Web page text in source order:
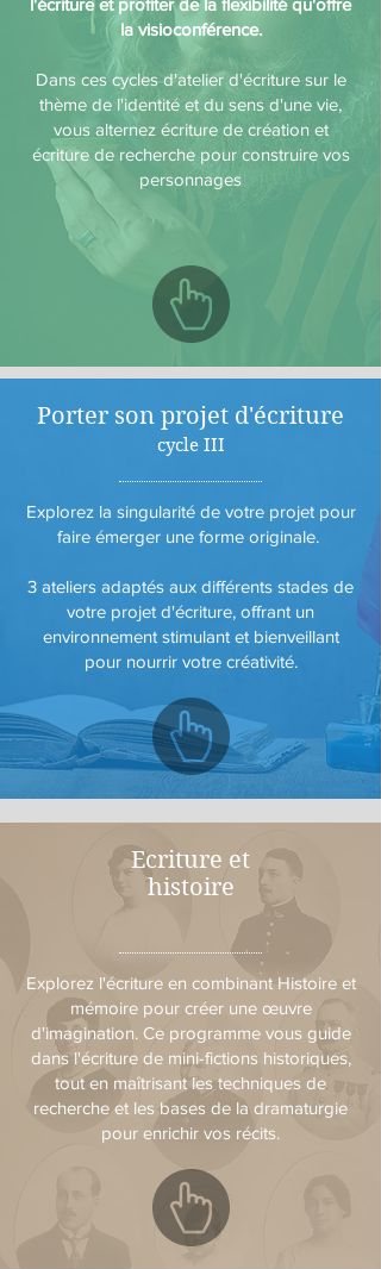
l'écriture et profiter de la flexibilité qu'offre
la visioconférence.
Dans ces cycles d'atelier d'écriture sur le
thème de l'identité et du sens d'une vie,
vous alternez écriture de création et
écriture de recherche pour construire vos
personnages
Porter son projet d'écriture
cycle III
Explorez la singularité de votre projet pour
faire émerger une forme originale.
3 ateliers adaptés aux différents stades de
votre projet d'écriture, offrant un
environnement stimulant et bienveillant
pour nourrir votre créativité.
Ecriture et
histoire
Explorez l'écriture en combinant Histoire et
mémoire pour créer une œuvre
d'imagination. Ce programme vous guide
dans l'écriture de mini-fictions historiques,
tout en maîtrisant les techniques de
recherche et les bases de la dramaturgie
pour enrichir vos récits.